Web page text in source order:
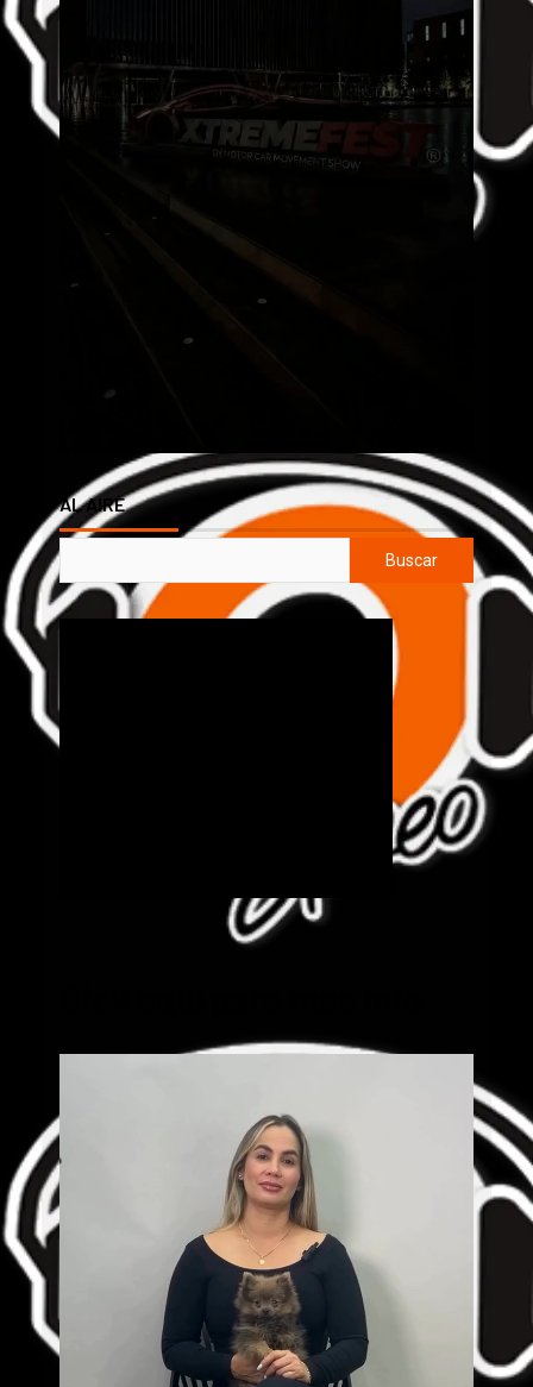
AL AIRE
Buscar